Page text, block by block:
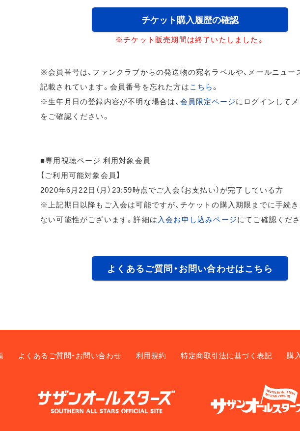
チケット購入履歴の確認
※チケット販売期間は終了いたしました。
※会員番号は、ファンクラブからの発送物の宛名ラベルや、メールニュー
記載されています。会員番号を忘れた方はこちら。
※生年月日の登録内容が不明な場合は、 会員限定ページにログインして
をご確認ください。
■専用視聴ページ 利用対象会員
【ご利用可能対象会員】
2020年6月22日（月）23:59時点でご入会（お支払い）が完了している方
※上記期日以降もご入会は可能ですが、チケットの購入期限までに手続
ない可能性がございます。詳細は入会お申し込みページにてご確認くださ
よくあるご質問・お問い合わせはこちら
よくあるご質問・お問い合わせ 利用規約 特定商取引法に基づく表記 購